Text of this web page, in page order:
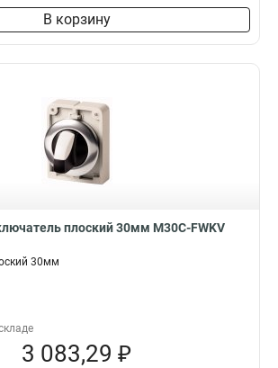
В корзину
плоский 30мм M30C-FWKV
30мм
3 083,29 ₽